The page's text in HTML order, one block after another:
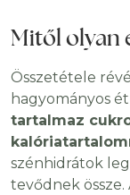
Mitől olyan
Összetétele
hagyományos
tartalmaz
szénhidrátok
tevődnek össze.